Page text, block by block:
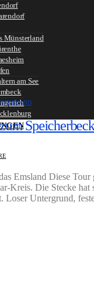
Münsterland
am See
Emsland Diese Tour
Kreis. Die Stecke hat
Loser Untergrund,